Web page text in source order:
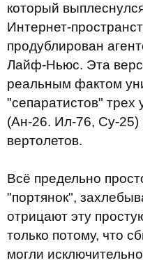
который
Интернет-
продублирован
Лайф-Ньюс. Эта
реальным фактом
"сепаратистов" трех
(Ан-26. Ил-76, Су-
вертолетов.
Всё предельно
"портянок",
отрицают эту
только потому, что
могли